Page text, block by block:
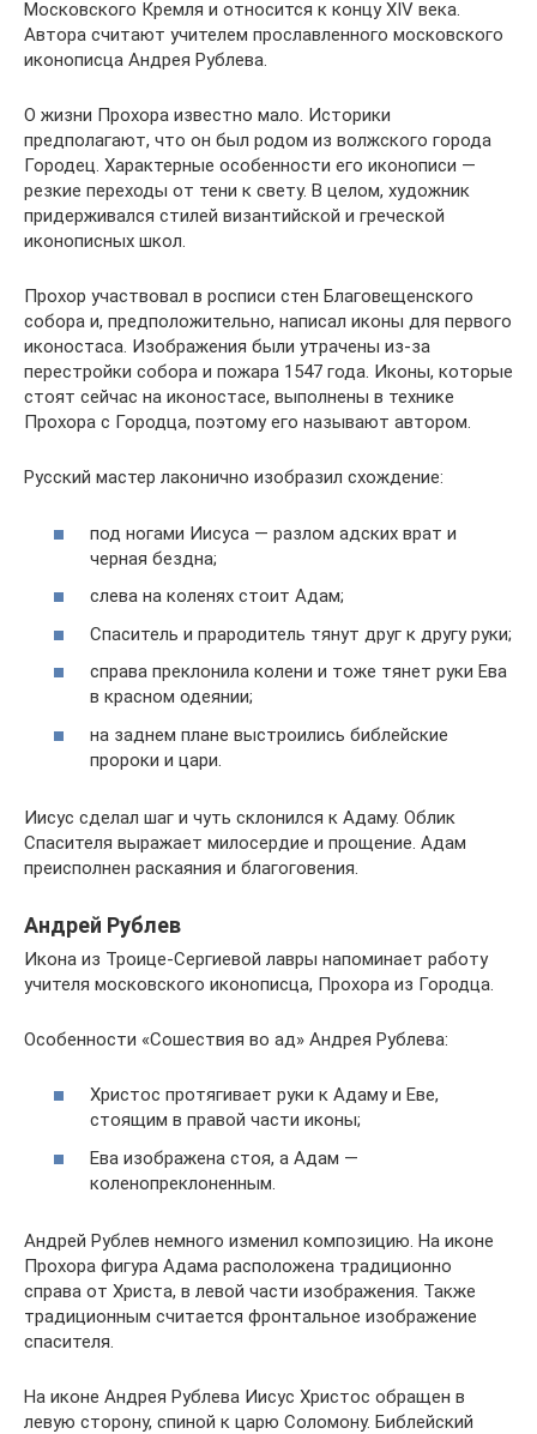
Московского Кремля и относится к концу XIV века.
Автора считают учителем прославленного московского
иконописца Андрея Рублева.
О жизни Прохора известно мало. Историки
предполагают, что он был родом из волжского города
Городец. Характерные особенности его иконописи —
резкие переходы от тени к свету. В целом, художник
придерживался стилей византийской и греческой
иконописных школ.
Прохор участвовал в росписи стен Благовещенского
собора и, предположительно, написал иконы для первого
иконостаса. Изображения были утрачены из-за
перестройки собора и пожара 1547 года. Иконы, которые
стоят сейчас на иконостасе, выполнены в технике
Прохора с Городца, поэтому его называют автором.
Русский мастер лаконично изобразил схождение:
под ногами Иисуса — разлом адских врат и
черная бездна;
слева на коленях стоит Адам;
Спаситель и прародитель тянут друг к другу руки;
справа преклонила колени и тоже тянет руки Ева
в красном одеянии;
на заднем плане выстроились библейские
пророки и цари.
Иисус сделал шаг и чуть склонился к Адаму. Облик
Спасителя выражает милосердие и прощение. Адам
преисполнен раскаяния и благоговения.
Андрей Рублев
Икона из Троице-Сергиевой лавры напоминает работу
учителя московского иконописца, Прохора из Городца.
Особенности «Сошествия во ад» Андрея Рублева:
Христос протягивает руки к Адаму и Еве,
стоящим в правой части иконы;
Ева изображена стоя, а Адам —
коленопреклоненным.
Андрей Рублев немного изменил композицию. На иконе
Прохора фигура Адама расположена традиционно
справа от Христа, в левой части изображения. Также
традиционным считается фронтальное изображение
спасителя.
На иконе Андрея Рублева Иисус Христос обращен в
левую сторону, спиной к царю Соломону. Библейский